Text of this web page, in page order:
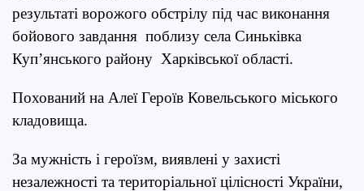
результаті ворожого обстрілу під час виконання
бойового завдання поблизу села Синьківка
Куп’янського району Харківської області.
Похований на Алеї Героїв Ковельського міського
кладовища.
За мужність і героїзм, виявлені у захисті
незалежності та територіальної цілісності України,